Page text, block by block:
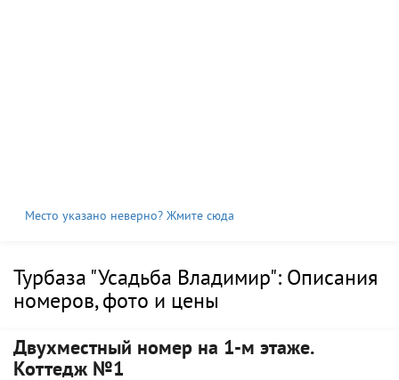
Место указано неверно? Жмите сюда
Турбаза "Усадьба Владимир": Описания
номеров, фото и цены
Двухместный номер на 1-м этаже.
Коттедж №1